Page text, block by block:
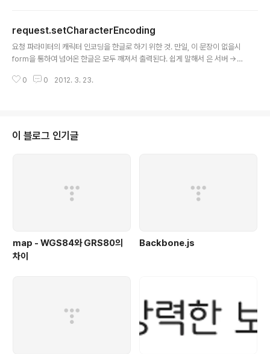
블릿과 거의 유사하다고 볼 수 있다. 하지만, 서블릿과는 달
리 HTML 표준에 따라 작성되므로 웹 디자인하기에 편리
하다. 이와 비슷한 구조인 것인 PHP, ASP, ASP.NET 등
의 JSP 태그 라이브러리를 사용하는 경우에는 자바 코딩
request.setCharacterEncoding
요청 파라미터의 캐릭터 인코딩을 한글로 하기 위한 것. 만일, 이 문장이 없을시
form을 통하여 넘어온 한글은 모두 깨져서 출력된다. 쉽게 말해서 은 서버 ->
> 서버 형태의 한글의 출력을 원활하게 해 주는 역할이다. [출처] request.set
제 [출처] 4.1.29 및 5.0.x 버전에서의 request.setCha..
0 0 2012. 3. 23.
이 블로그 인기글
map - WGS84와 GRS80의
차이
Backbone.js